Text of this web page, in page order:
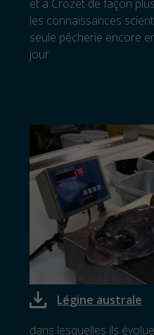
et à Crozet de façon
les connaissances
seule pêcherie encore
jour.
Légine australe
dans lesquelles ils